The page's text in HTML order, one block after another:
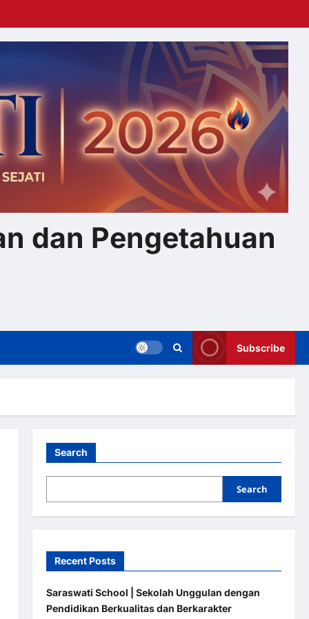
dan Pengetahuan
Subscribe
Search
Search
Recent Posts
Saraswati School | Sekolah Unggulan dengan
Pendidikan Berkualitas dan Berkarakter